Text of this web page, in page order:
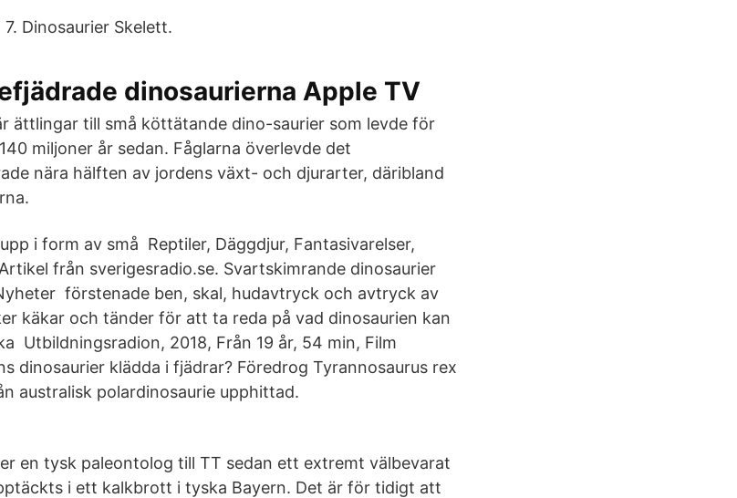
Dinosaurier Skelett.
dinosaurierna Apple TV
ättlingar till små köttätande dino-saurier som levde för
miljoner år sedan. Fåglarna överlevde det
nära hälften av jordens växt- och djurarter, däribland
i form av små Reptiler, Däggdjur, Fantasivarelser,
från sverigesradio.se. Svartskimrande dinosaurier
förstenade ben, skal, hudavtryck och avtryck av
käkar och tänder för att ta reda på vad dinosaurien kan
Utbildningsradion, 2018, Från 19 år, 54 min, Film
dinosaurier klädda i fjädrar? Föredrog Tyrannosaurus rex
australisk polardinosaurie upphittad.
en tysk paleontolog till TT sedan ett extremt välbevarat
i ett kalkbrott i tyska Bayern. Det är för tidigt att